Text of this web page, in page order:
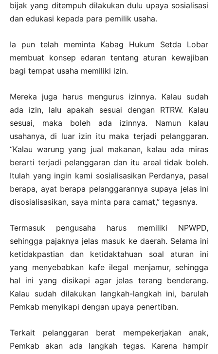
bijak yang ditempuh dilakukan dulu upaya sosialisasi
dan edukasi kepada para pemilik usaha.
Ia pun telah meminta Kabag Hukum Setda Lobar
membuat konsep edaran tentang aturan kewajiban
bagi tempat usaha memiliki izin.
Mereka juga harus mengurus izinnya. Kalau sudah
ada izin, lalu apakah sesuai dengan RTRW. Kalau
sesuai, maka boleh ada izinnya. Namun kalau
usahanya, di luar izin itu maka terjadi pelanggaran.
“Kalau warung yang jual makanan, kalau ada miras
berarti terjadi pelanggaran dan itu areal tidak boleh.
Itulah yang ingin kami sosialisasikan Perdanya, pasal
berapa, ayat berapa pelanggarannya supaya jelas ini
disosialisasikan, saya minta para camat,” tegasnya.
Termasuk pengusaha harus memiliki NPWPD,
sehingga pajaknya jelas masuk ke daerah. Selama ini
ketidakpastian dan ketidaktahuan soal aturan ini
yang menyebabkan kafe ilegal menjamur, sehingga
hal ini yang disikapi agar jelas terang benderang.
Kalau sudah dilakukan langkah-langkah ini, barulah
Pemkab menyikapi dengan upaya penertiban.
Terkait pelanggaran berat mempekerjakan anak,
Pemkab akan ada langkah tegas. Karena hampir